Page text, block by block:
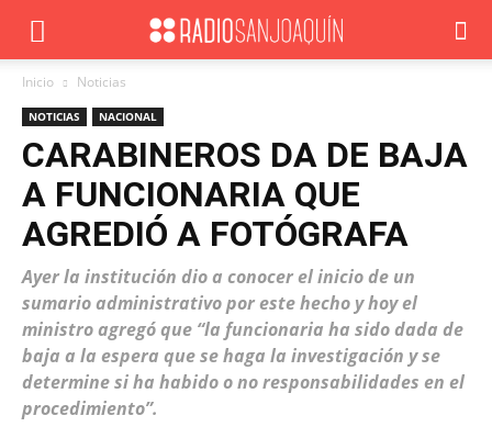
Inicio Noticias
NOTICIAS NACIONAL
CARABINEROS DA DE BAJA
A FUNCIONARIA QUE
AGREDIÓ A FOTÓGRAFA
Ayer la institución dio a conocer el inicio de un
sumario administrativo por este hecho y hoy el
ministro agregó que “la funcionaria ha sido dada de
baja a la espera que se haga la investigación y se
determine si ha habido o no responsabilidades en el
procedimiento”.